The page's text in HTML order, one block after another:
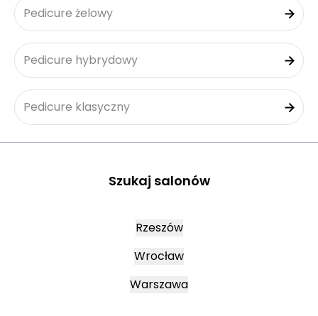
Pedicure żelowy
Pedicure hybrydowy
Pedicure klasyczny
Szukaj salonów
Rzeszów
Wrocław
Warszawa